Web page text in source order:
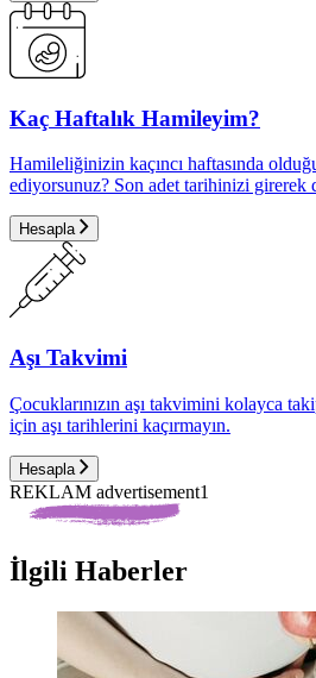
Kaç Haftalık Hamileyim?
Hamileliğinizin kaçıncı haftasında
ediyorsunuz? Son adet tarihinizi girerek
Hesapla
Aşı Takvimi
Çocuklarınızın aşı takvimini kolayca
için aşı tarihlerini kaçırmayın.
Hesapla
REKLAM advertisement1
İlgili Haberler